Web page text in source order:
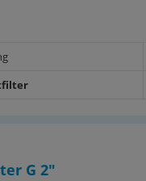
G 2"